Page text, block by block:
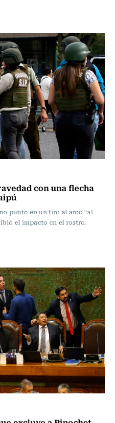
con una flecha
punto en un tiro al arco “al
el impacto en el rostro.